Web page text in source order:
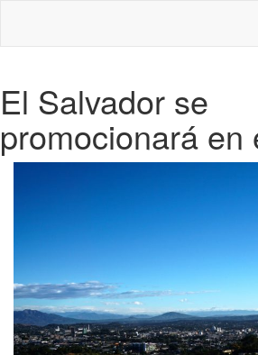
El Salvador se
promocionará en